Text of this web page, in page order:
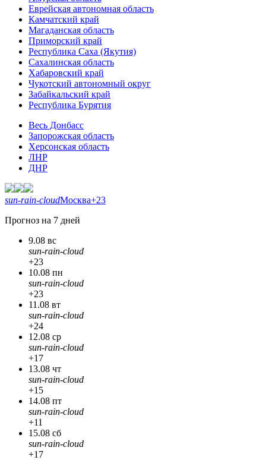
Еврейская автономная область
Камчатский край
Магаданская область
Приморский край
Республика Саха (Якутия)
Сахалинская область
Хабаровский край
Чукотский автономный округ
Забайкальский край
Республика Бурятия
Весь Донбасс
Запорожская область
Херсонская область
ЛНР
ДНР
sun-rain-cloudМосква+23
Прогноз на 7 дней
9.08 вс
sun-rain-cloud
+23
10.08 пн
sun-rain-cloud
+23
11.08 вт
sun-rain-cloud
+24
12.08 ср
sun-rain-cloud
+17
13.08 чт
sun-rain-cloud
+15
14.08 пт
sun-rain-cloud
+11
15.08 сб
sun-rain-cloud
+17